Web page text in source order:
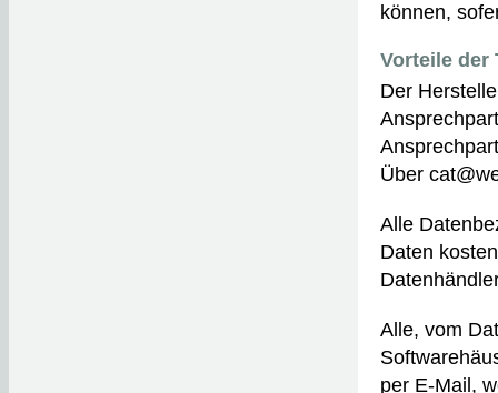
können,
Vorteile der
Der
Über
Alle
Daten
Alle, vom
per E-Mail,